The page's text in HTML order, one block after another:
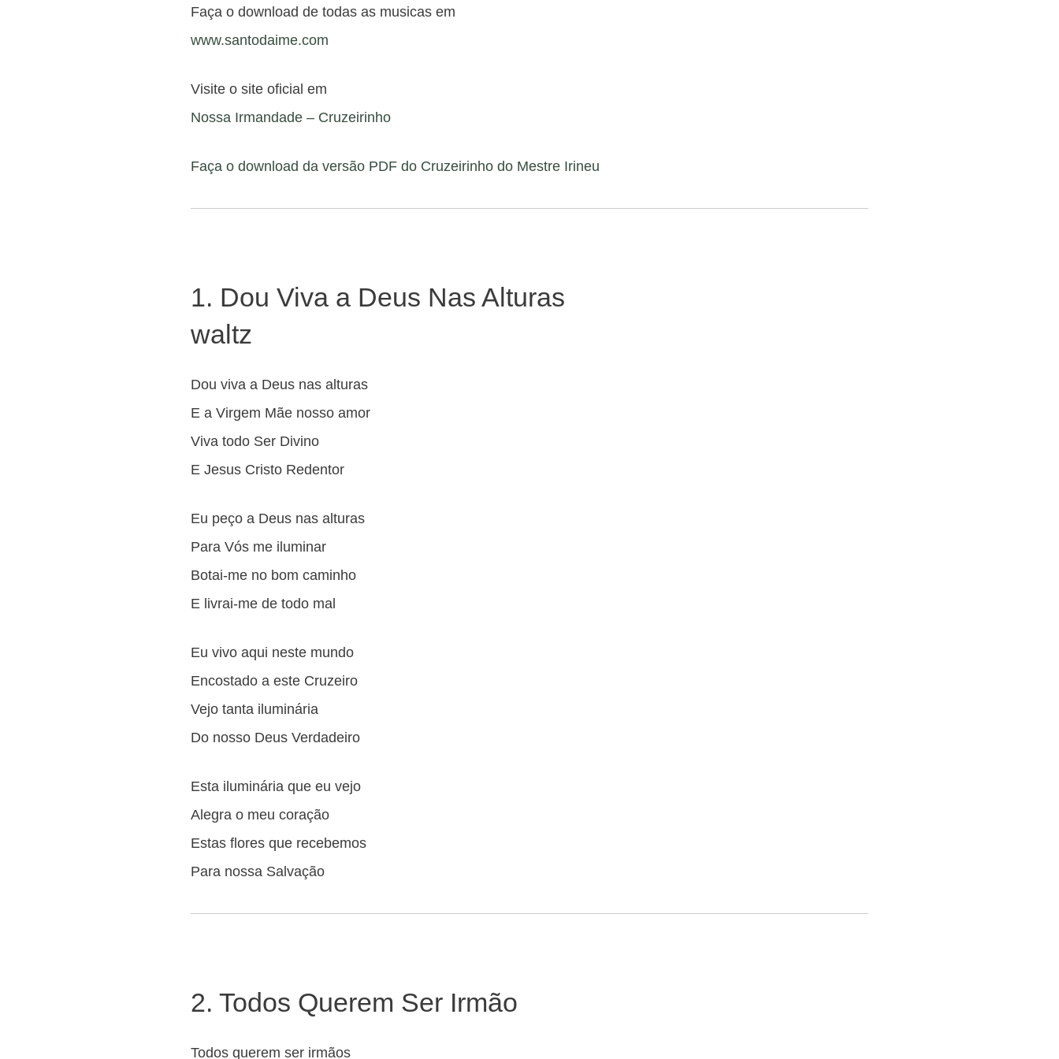
Faça o download de todas as musicas em
www.santodaime.com
Visite o site oficial em
Nossa Irmandade – Cruzeirinho
Faça o download da versão PDF do Cruzeirinho do Mestre Irineu
1. Dou Viva a Deus Nas Alturas
waltz
Dou viva a Deus nas alturas
E a Virgem Mãe nosso amor
Viva todo Ser Divino
E Jesus Cristo Redentor
Eu peço a Deus nas alturas
Para Vós me iluminar
Botai-me no bom caminho
E livrai-me de todo mal
Eu vivo aqui neste mundo
Encostado a este Cruzeiro
Vejo tanta iluminária
Do nosso Deus Verdadeiro
Esta iluminária que eu vejo
Alegra o meu coração
Estas flores que recebemos
Para nossa Salvação
2. Todos Querem Ser Irmão
Todos querem ser irmãos